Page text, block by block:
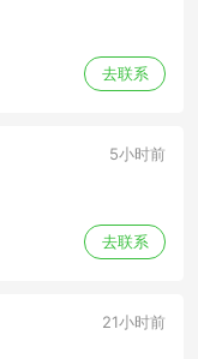
去联系
5小时前
去联系
21小时前